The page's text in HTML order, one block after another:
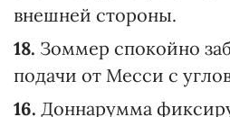
внешней стороны.
18. Зоммер спокойно
подачи от Месси с
16. Доннарумма